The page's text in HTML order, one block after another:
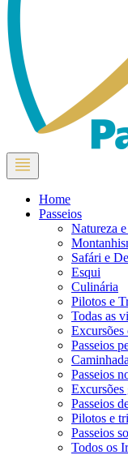
Home
Passeios
Natureza
Safári e
Esqui
Culinária
Pilotos e
Todas as
Excursões
Passeios
Passeios
Excursões
Passeios
Pilotos e
Passeios
Todos os